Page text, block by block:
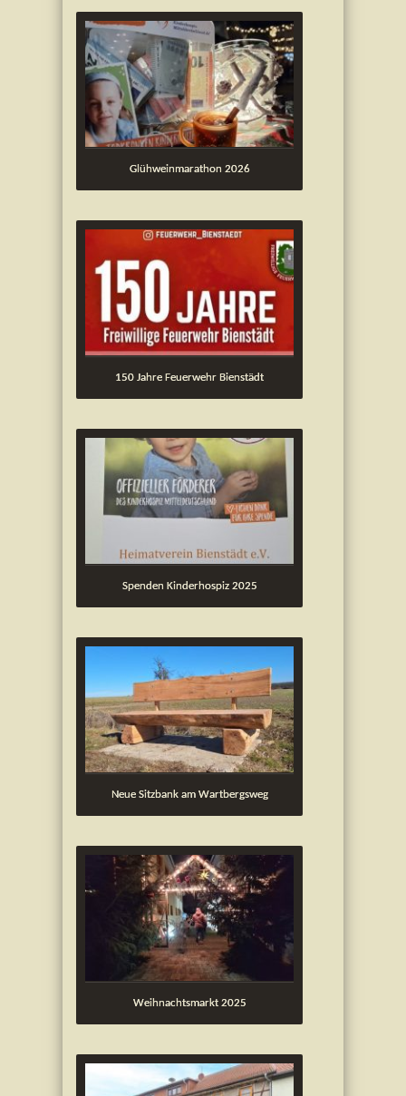
Glühweinmarathon 2026
150 Jahre Feuerwehr Bienstädt
Spenden Kinderhospiz 2025
Neue Sitzbank am Wartbergsweg
Weihnachtsmarkt 2025